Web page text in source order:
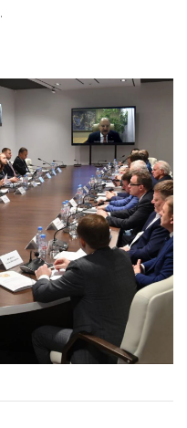
.